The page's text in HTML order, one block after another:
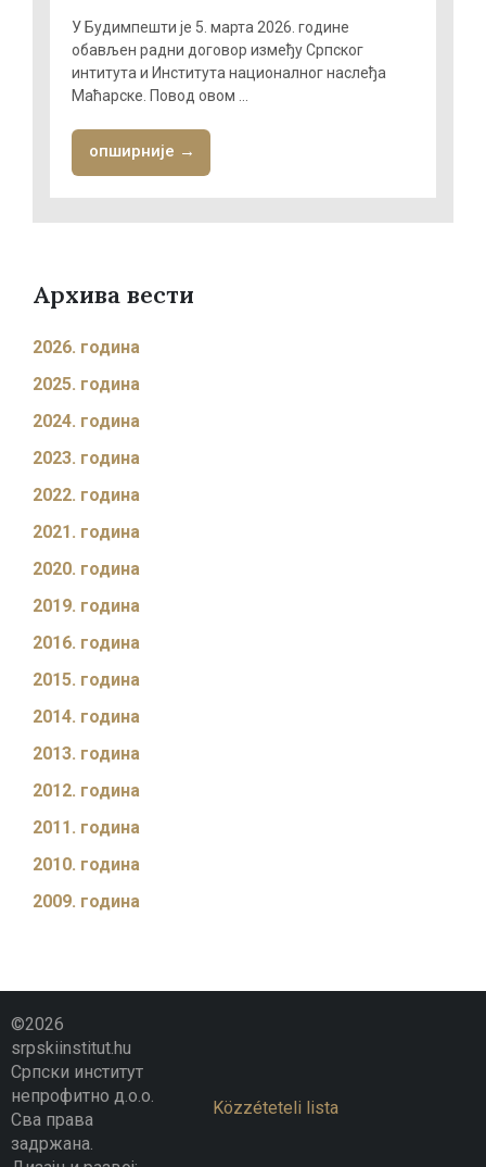
У Будимпешти је 5. марта 2026. године
обављен радни договор између Српског
интитута и Института националног наслеђа
Маћарске. Повод овом ...
опширније →
Архива вести
2026. година
2025. година
2024. година
2023. година
2022. година
2021. година
2020. година
2019. година
2016. година
2015. година
2014. година
2013. година
2012. година
2011. година
2010. година
2009. година
©2026
srpskiinstitut.hu
Српски институт
непрофитно д.о.о.
Сва права
задржана.
Közzéteteli lista